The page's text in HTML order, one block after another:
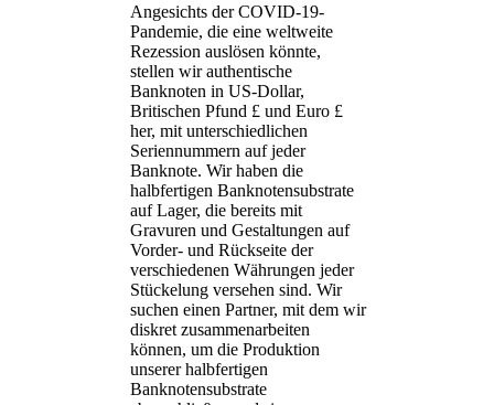
Angesichts der COVID-19-
Pandemie, die eine weltweite
Rezession auslösen könnte,
stellen wir authentische
Banknoten in US-Dollar,
Britischen Pfund £ und Euro £
her, mit unterschiedlichen
Seriennummern auf jeder
Banknote. Wir haben die
halbfertigen Banknotensubstrate
auf Lager, die bereits mit
Gravuren und Gestaltungen auf
Vorder- und Rückseite der
verschiedenen Währungen jeder
Stückelung versehen sind. Wir
suchen einen Partner, mit dem wir
diskret zusammenarbeiten
können, um die Produktion
unserer halbfertigen
Banknotensubstrate